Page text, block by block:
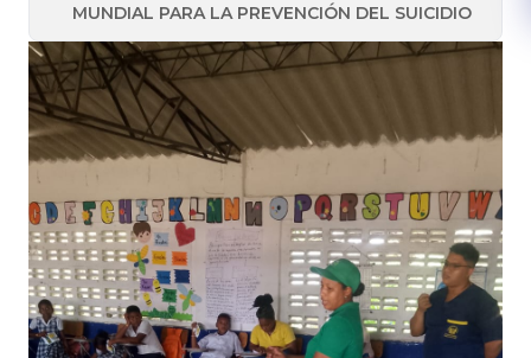
MUNDIAL PARA LA PREVENCIÓN DEL SUICIDIO